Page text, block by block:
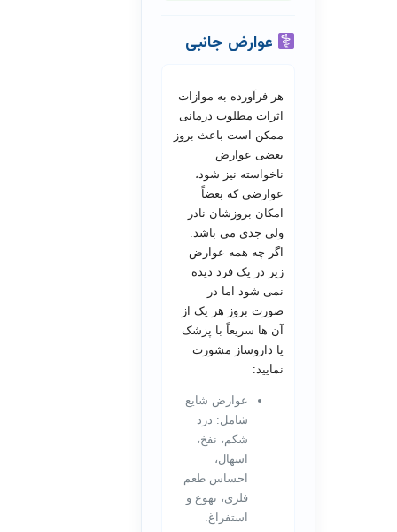
عوارض جانبی
هر فرآورده به موازات
اثرات مطلوب درمانی
ممکن است باعث بروز
بعضی عوارض
ناخواسته نیز شود،
عوارضی که بعضاً
امکان بروزشان نادر
ولی جدی می باشد.
اگر چه همه عوارض
زیر در یک فرد دیده
نمی شود اما در
صورت بروز هر یک از
آن ها سریعاً با پزشک
یا داروساز مشورت
نمایید:
عوارض شایع
شامل: درد
شکم، نفخ،
اسهال،
احساس طعم
فلزی، تهوع و
استفراغ.